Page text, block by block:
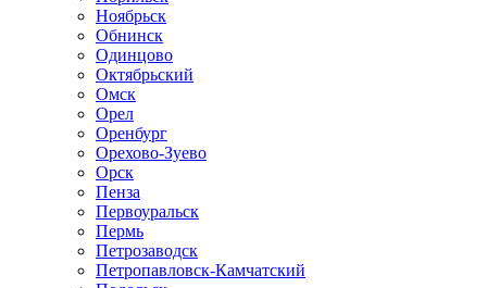
Ноябрьск
Обнинск
Одинцово
Октябрьский
Омск
Орел
Оренбург
Орехово-Зуево
Орск
Пенза
Первоуральск
Пермь
Петрозаводск
Петропавловск-Камчатский